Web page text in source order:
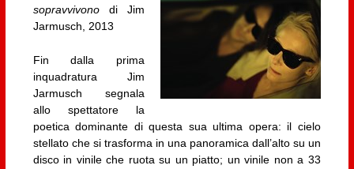
sopravvivonodi Jim
Jarmusch, 2013
Fin dalla prima
inquadratura Jim
Jarmusch segnala
allo spettatore la
poetica dominante di questa sua ultima opera: il cielo
stellato che si trasforma in una panoramica dall’alto su un
disco in vinile che ruota su un piatto; un vinile non a 33